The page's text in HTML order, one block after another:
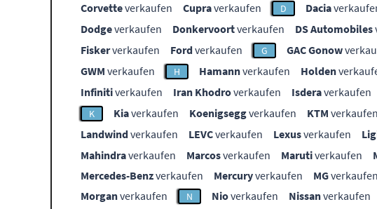
Corvetteverkaufen Cupraverkaufen D Dacia
Dodgeverkaufen Donkervoortverkaufen DS Automobiles
Fiskerverkaufen Fordverkaufen G GAC Gonow
GWM verkaufen H Hamannverkaufen Holden
Infinitiverkaufen Iran Khodroverkaufen Isderaverkaufen
K Kiaverkaufen Koenigseggverkaufen KTM verkaufen
Landwindverkaufen LEVCverkaufen Lexusverkaufen
Mahindraverkaufen Marcosverkaufen Marutiverkaufen
Mercedes-Benzverkaufen Mercuryverkaufen MGverkaufen
Morganverkaufen N Nioverkaufen Nissanverkaufen